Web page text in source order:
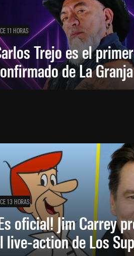
11 HORAS
Trejo es el primer
de La
13 HORAS
oficial! Jim Carrey
live-action de Los